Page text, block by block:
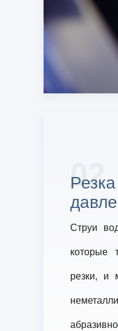
02
Струи
которые
резки, и